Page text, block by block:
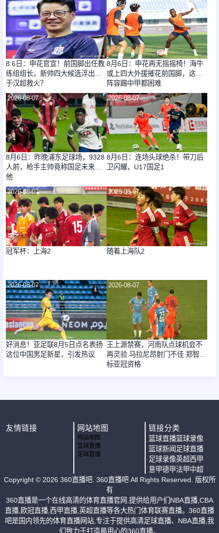
2026-08-07
8.6日：申花官宣！前国脚出任教
练组组长，新帅四大候选浮出，
于汉超救火？
2026-08-07
8月6日：申花再无摇摇椅！海牛
或上四大外援摧花前国脚，这套
阵容踢中甲都困难
2026-08-07
8月6日：昨晚浦东足球场，9328
人前，枪手主帅竟称国足未来是
他
2026-08-07
8月6日：连场头球绝杀！带刀后
卫闪耀，U17国足1
2026-08-07
冠军杯：上海2
2026-08-07
随着上海队2
2026-08-07
好消息！亚足联8月5日点名表扬
这位中国男足新星，引发热议
2026-08-07
王上源禁赛，河南队点球机会不
再灵验 马拉尼昂射门不佳 郑智目
标亚冠资格
友情链接 网站地图
网站地图
篮球直播
足球直播
链接分类
篮球直播篮球录像
篮球新闻 足球直播
足球录像英超西甲
意甲德甲法甲中超
Copyright © 2026 360直播吧. 360直播吧 All Rights Reserved. 版权所
有
360直播是一个在线高清的体育直播官网,提供给用户们NBA直播,CBA
直播,欧冠直播,西甲直播,英超直播等各大热门体育联赛直播。360直播
吧是国内领先的体育直播网站,专注于提供高清足球直播、NBA直播,我
们致力于打造最用心的360直播。